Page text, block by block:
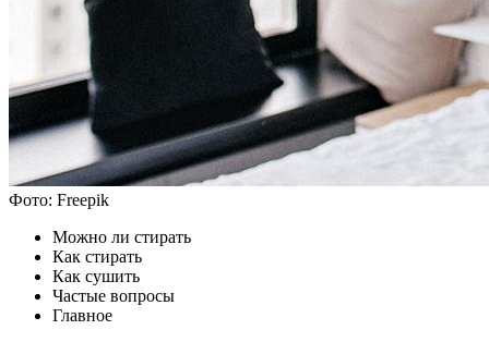
Фото: Freepik
Можно ли стирать
Как стирать
Как сушить
Частые вопросы
Главное